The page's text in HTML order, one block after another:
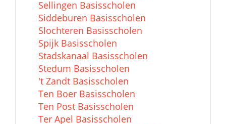
Sellingen Basisscholen
Siddeburen Basisscholen
Slochteren Basisscholen
Spijk Basisscholen
Stadskanaal Basisscholen
Stedum Basisscholen
't Zandt Basisscholen
Ten Boer Basisscholen
Ten Post Basisscholen
Ter Apel Basisscholen